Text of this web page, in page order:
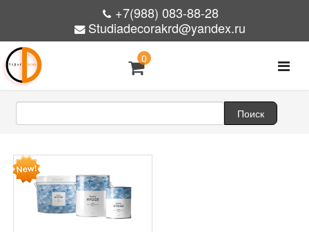
+7(988) 083-88-28
Studiadecorakrd@yandex.ru
0